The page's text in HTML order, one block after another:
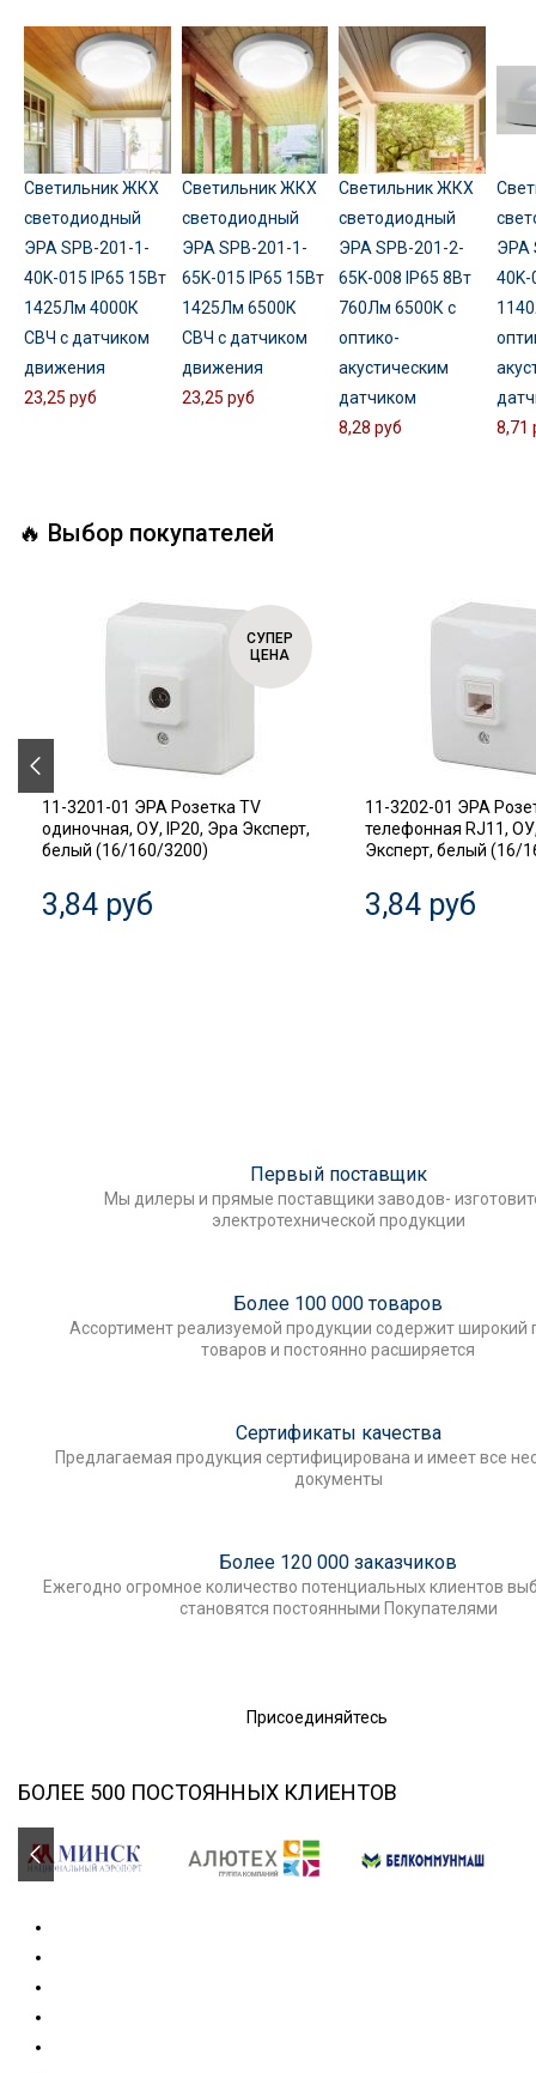
Светильник ЖКХ
светодиодный
ЭРА SPB-201-1-
40K-015 IP65 15Вт
1425Лм 4000К
СВЧ с датчиком
движения
23,25 руб
Светильник ЖКХ
светодиодный
ЭРА SPB-201-1-
65K-015 IP65 15Вт
1425Лм 6500К
СВЧ с датчиком
движения
23,25 руб
Светильник ЖКХ
светодиодный
ЭРА SPB-201-2-
65K-008 IP65 8Вт
760Лм 6500К с
оптико-
акустическим
датчиком
8,28 руб
ЭРА
40K-
8,71
🔥 Выбор покупателей
СУПЕР
ЦЕНА
11-3201-01 ЭРА Розетка TV
одиночная, ОУ, IP20, Эра Эксперт,
белый (16/160/3200)
3,84 руб
11-3202-01 ЭРА
телефонная RJ11,
Эксперт, белый (16/
3,84 руб
Первый поставщик
Мы дилеры и прямые поставщики заводов-
электротехнической продукции
Более 100 000 товаров
Ассортимент реализуемой продукции содержит широкий
товаров и постоянно расширяется
Сертификаты качества
Предлагаемая продукция сертифицирована и имеет все
документы
Более 120 000 заказчиков
Ежегодно огромное количество потенциальных клиентов
становятся постоянными Покупателями
Присоединяйтесь
БОЛЕЕ 500 ПОСТОЯННЫХ КЛИЕНТОВ